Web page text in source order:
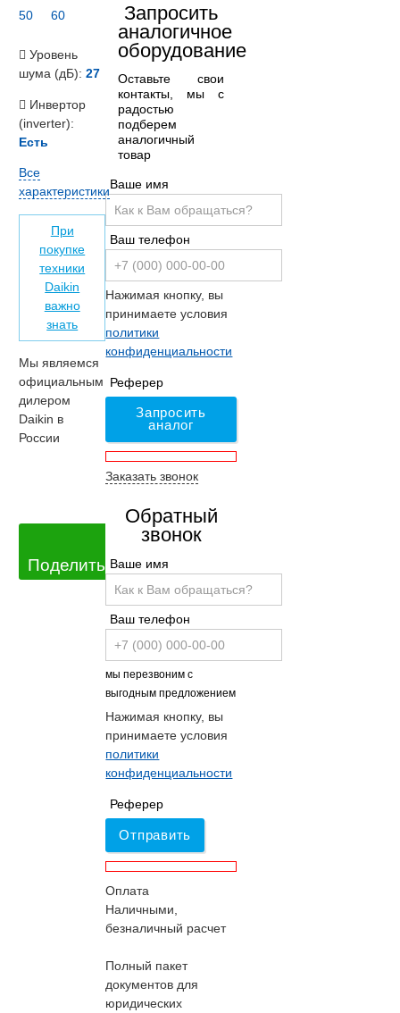
Запросить
аналогичное
оборудование
Оставьте свои
контакты, мы с
радостью
подберем
аналогичный
товар
Ваше имя
Ваш телефон
Нажимая кнопку, вы
принимаете условия
политики
конфиденциальности
Реферер
Запросить
аналог
Заказать звонок
Обратный
звонок
Ваше имя
Ваш телефон
мы перезвоним с
выгодным предложением
Нажимая кнопку, вы
принимаете условия
политики
конфиденциальности
Реферер
Отправить
Оплата
Наличными,
безналичный расчет
Полный пакет
документов для
юридических
50
60
Уровень
шума (дБ): 27
Инвертор
(inverter):
Есть
Все
характеристики
При
покупке
техники
Daikin
важно
знать
Мы являемся
официальным
дилером
Daikin в
России
Поделиться